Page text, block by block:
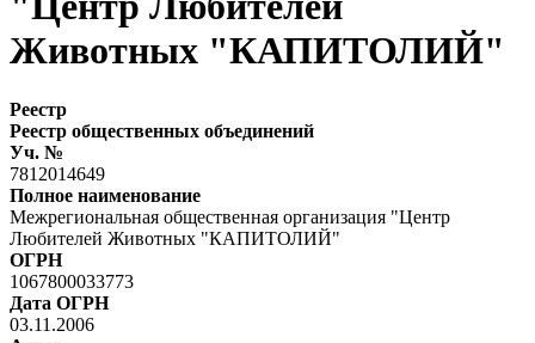
Животных "КАПИТОЛИЙ"
Реестр
Реестр общественных объединений
Уч. №
7812014649
Полное наименование
Межрегиональная общественная организация "Центр
Любителей Животных "КАПИТОЛИЙ"
ОГРН
1067800033773
Дата ОГРН
03.11.2006